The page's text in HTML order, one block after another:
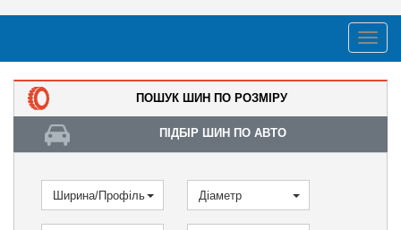
ПОШУК ШИН ПО РОЗМІРУ
ПІДБІР ШИН ПО АВТО
Ширина/Профіль Діаметр